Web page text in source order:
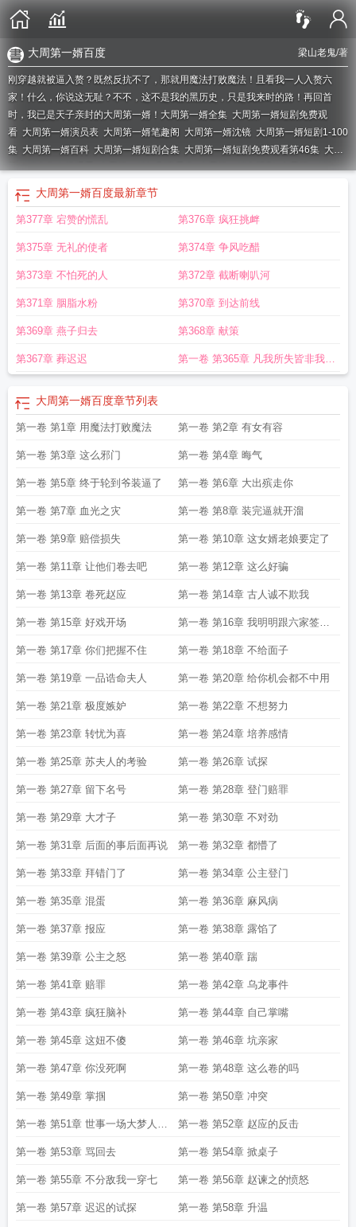
梁山老鬼/著
大周第一婿百度
刚穿越就被逼入赘？既然反抗不了，那就用魔法打败魔法！且看我一人入赘六
家！什么，你说这无耻？不不，这不是我的黑历史，只是我来时的路！再回首
时，我已是天子亲封的大周第一婿！ 大周第一婿全集 大周第一婿短剧免费观
看 大周第一婿演员表 大周第一婿笔趣阁 大周第一婿沈镜 大周第一婿短剧1-100
集 大周第一婿百科 大周第一婿短剧合集 大周第一婿短剧免费观看第46集 大周
第一婿全集在线观看大周第一婿短剧演员表大周第一婿电视剧大周第一婿1-
100集免费观看
大周第一婿短剧在线观看短剧
周第一婿沈镜苏
100集免费大周第一婿 短剧 大周第一婿TXT大周第一婿短剧
虾仁
大周第一婿地图大周第一婿结局 大周第一婿百度大周第一婿txt八零电子
书大周第一婿 迟迟大周第一厨 大周第一婿免费观看全集高清
大周第一婿百度最新章节
第377章 宕赞的慌乱 第376章 疯狂挑衅
第375章 无礼的使者 第374章 争风吃醋
第373章 不怕死的人 第372章 截断喇叭河
第371章 胭脂水粉 第370章 到达前线
第369章 燕子归去 第368章 献策
第367章 葬迟迟 第一卷 第365章 凡我所失皆非我所
大周第一婿百度章节列表
第一卷 第1章 用魔法打败魔法 第一卷 第2章 有女有容
第一卷 第3章 这么邪门 第一卷 第4章 晦气
第一卷 第5章 终于轮到爷装逼了 第一卷 第6章 大出殡走你
第一卷 第7章 血光之灾 第一卷 第8章 装完逼就开溜
第一卷 第9章 赔偿损失 第一卷 第10章 这女婿老娘要定了
第一卷 第11章 让他们卷去吧 第一卷 第12章 这么好骗
第一卷 第13章 卷死赵应 第一卷 第14章 古人诚不欺我
第一卷 第15章 好戏开场 第一卷 第16章 我明明跟六家签了
婚契
第一卷 第17章 你们把握不住 第一卷 第18章 不给面子
第一卷 第19章 一品诰命夫人 第一卷 第20章 给你机会都不中用
第一卷 第21章 极度嫉妒 第一卷 第22章 不想努力
第一卷 第23章 转忧为喜 第一卷 第24章 培养感情
第一卷 第25章 苏夫人的考验 第一卷 第26章 试探
第一卷 第27章 留下名号 第一卷 第28章 登门赔罪
第一卷 第29章 大才子 第一卷 第30章 不对劲
第一卷 第31章 后面的事后面再说 第一卷 第32章 都懵了
第一卷 第33章 拜错门了 第一卷 第34章 公主登门
第一卷 第35章 混蛋 第一卷 第36章 麻风病
第一卷 第37章 报应 第一卷 第38章 露馅了
第一卷 第39章 公主之怒 第一卷 第40章 踹
第一卷 第41章 赔罪 第一卷 第42章 乌龙事件
第一卷 第43章 疯狂脑补 第一卷 第44章 自己掌嘴
第一卷 第45章 这妞不傻 第一卷 第46章 坑亲家
第一卷 第47章 你没死啊 第一卷 第48章 这么卷的吗
第一卷 第49章 掌掴 第一卷 第50章 冲突
第一卷 第51章 世事一场大梦人生
几度秋凉
第一卷 第52章 赵应的反击
第一卷 第53章 骂回去 第一卷 第54章 掀桌子
第一卷 第55章 不分敌我一穿七 第一卷 第56章 赵谏之的愤怒
第一卷 第57章 迟迟的试探 第一卷 第58章 升温